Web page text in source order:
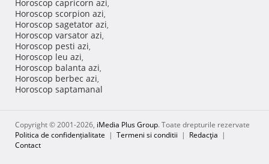
Horoscop capricorn azi,
Horoscop scorpion azi,
Horoscop sagetator azi,
Horoscop varsator azi,
Horoscop pesti azi,
Horoscop leu azi,
Horoscop balanta azi,
Horoscop berbec azi,
Horoscop saptamanal
Copyright © 2001-2026, iMedia Plus Group. Toate drepturile rezervate
Politica de confidențialitate | Termeni si conditii | Redacţia |
Contact